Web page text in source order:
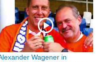
Wagener in